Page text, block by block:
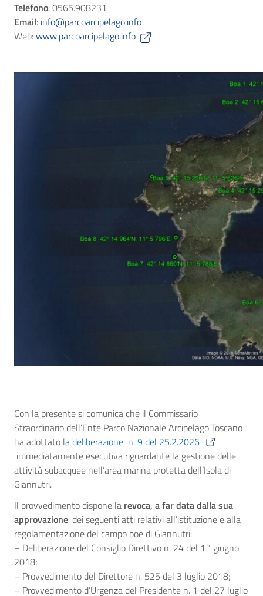
Telefono: 0565.908231
Email: info@parcoarcipelago.info
Web:www.parcoarcipelago.info
Con la presente si comunica che il Commissario
Straordinario dell’Ente Parco Nazionale Arcipelago Toscano
ha adottato la deliberazione n. 9 del 25.2.2026
immediatamente esecutiva riguardante la gestione delle
attività subacquee nell’area marina protetta dell’Isola di
Giannutri.
Il provvedimento dispone la revoca, a far data dalla sua
approvazione, dei seguenti atti relativi all’istituzione e alla
regolamentazione del campo boe di Giannutri:
– Deliberazione del Consiglio Direttivo n. 24 del 1° giugno
2018;
– Provvedimento del Direttore n. 525 del 3 luglio 2018;
– Provvedimento d’Urgenza del Presidente n. 1 del 27 luglio